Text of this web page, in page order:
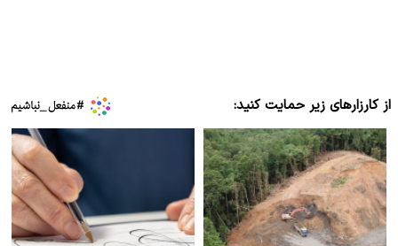
از کارزارهای زیر حمایت کنید: